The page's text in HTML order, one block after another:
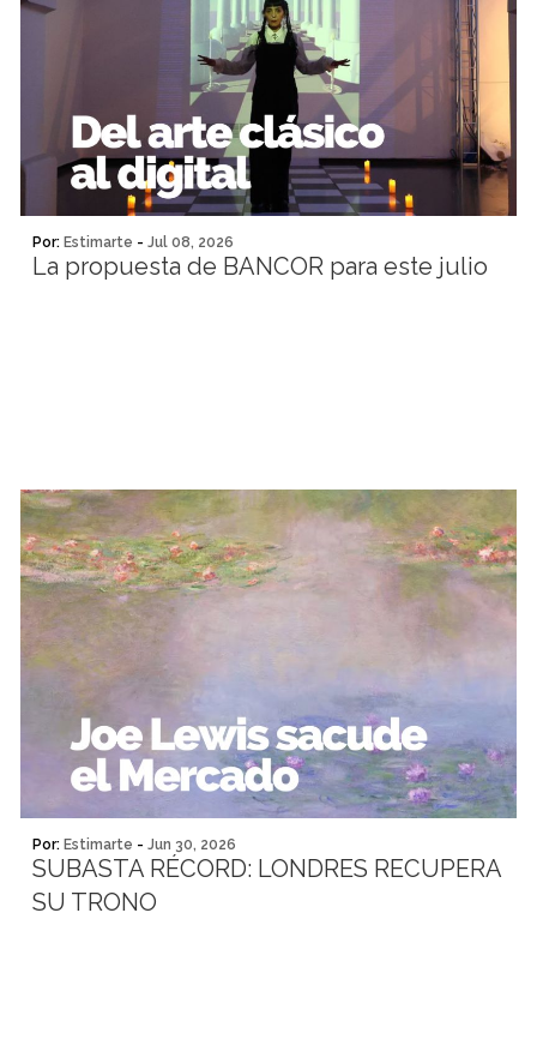
Por: Estimarte - Jul 08, 2026
La propuesta de BANCOR para este julio
Por: Estimarte - Jun 30, 2026
SUBASTA RÉCORD: LONDRES RECUPERA
SU TRONO